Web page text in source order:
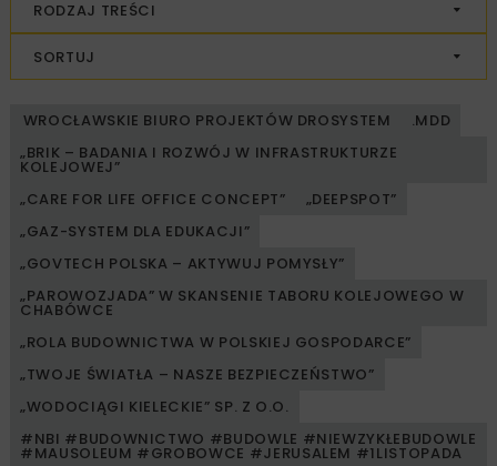
RODZAJ TREŚCI
SORTUJ
WROCŁAWSKIE BIURO PROJEKTÓW DROSYSTEM
.MDD
„BRIK – BADANIA I ROZWÓJ W INFRASTRUKTURZE
KOLEJOWEJ”
„CARE FOR LIFE OFFICE CONCEPT”
„DEEPSPOT”
„GAZ-SYSTEM DLA EDUKACJI”
„GOVTECH POLSKA – AKTYWUJ POMYSŁY”
„PAROWOZJADA” W SKANSENIE TABORU KOLEJOWEGO W
CHABÓWCE
„ROLA BUDOWNICTWA W POLSKIEJ GOSPODARCE”
„TWOJE ŚWIATŁA – NASZE BEZPIECZEŃSTWO”
„WODOCIĄGI KIELECKIE” SP. Z O.O.
#NBI #BUDOWNICTWO #BUDOWLE #NIEWZYKŁEBUDOWLE
#MAUSOLEUM #GROBOWCE #JERUSALEM #1LISTOPADA